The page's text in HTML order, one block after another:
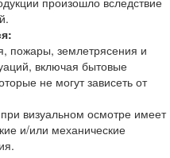
пожары, землетрясения и
включая бытовые
не могут зависеть от
визуальном осмотре имеет
и/или механические